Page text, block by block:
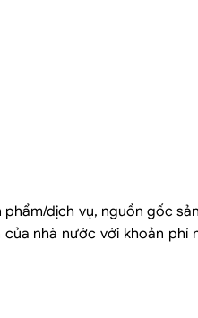
dịch vụ, nguồn gốc
nhà nước với khoản phí